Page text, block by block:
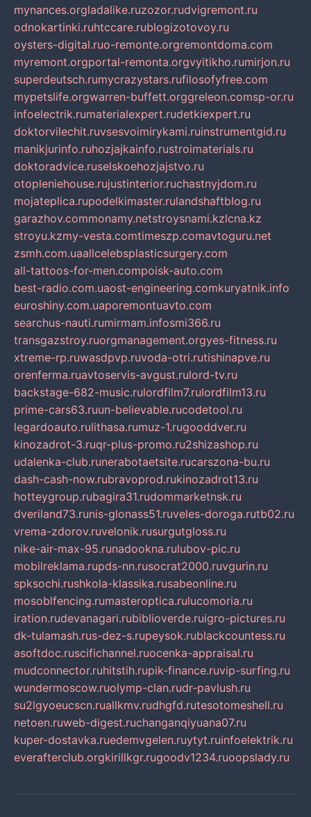
mynances.orgladalike.ruzozor.rudvigremont.ru
odnokartinki.ruhtccare.rublogizotovoy.ru
oysters-digital.ruo-remonte.orgremontdoma.com
myremont.orgportal-remonta.orgvyitikho.rumirjon.ru
superdeutsch.rumycrazystars.rufilosofyfree.com
mypetslife.orgwarren-buffett.orggreleon.comsp-or.ru
infoelectrik.rumaterialexpert.rudetkiexpert.ru
doktorvilechit.ruvsesvoimirykami.ruinstrumentgid.ru
manikjurinfo.ruhozjajkainfo.rustroimaterials.ru
doktoradvice.ruselskoehozjajstvo.ru
otopleniehouse.rujustinterior.ruchastnyjdom.ru
mojateplica.rupodelkimaster.rulandshaftblog.ru
garazhov.commonamy.netstroysnami.kzlcna.kz
stroyu.kzmy-vesta.comtimeszp.comavtoguru.net
zsmh.com.uaallcelebsplasticsurgery.com
all-tattoos-for-men.compoisk-auto.com
best-radio.com.uaost-engineering.comkuryatnik.info
euroshiny.com.uaporemontuavto.com
searchus-nauti.rumirmam.infosmi366.ru
transgazstroy.ruorgmanagement.orgyes-fitness.ru
xtreme-rp.ruwasdpvp.ruvoda-otri.rutishinapve.ru
orenferma.ruavtoservis-avgust.rulord-tv.ru
backstage-682-music.rulordfilm7.rulordfilm13.ru
prime-cars63.ruun-believable.rucodetool.ru
legardoauto.rulithasa.rumuz-1.rugooddver.ru
kinozadrot-3.ruqr-plus-promo.ru2shizashop.ru
udalenka-club.runerabotaetsite.rucarszona-bu.ru
dash-cash-now.rubravoprod.rukinozadrot13.ru
hotteygroup.rubagira31.rudommarketnsk.ru
dveriland73.runis-glonass51.ruveles-doroga.rutb02.ru
vrema-zdorov.ruvelonik.rusurgutgloss.ru
nike-air-max-95.runadookna.rulubov-pic.ru
mobilreklama.rupds-nn.rusocrat2000.ruvgurin.ru
spksochi.rushkola-klassika.rusabeonline.ru
mosoblfencing.rumasteroptica.rulucomoria.ru
iration.rudevanagari.rubiblioverde.ruigro-pictures.ru
dk-tulamash.rus-dez-s.rupeysok.rublackcountess.ru
asoftdoc.ruscifichannel.ruocenka-appraisal.ru
mudconnector.ruhitstih.rupik-finance.ruvip-surfing.ru
wundermoscow.ruolymp-clan.rudr-pavlush.ru
su2lgyoeucscn.ruallkmv.rudhgfd.rutesotomeshell.ru
netoen.ruweb-digest.ruchanganqiyuana07.ru
kuper-dostavka.ruedemvgelen.ruytyt.ruinfoelektrik.ru
everafterclub.orgkirillkgr.rugoodv1234.ruoopslady.ru